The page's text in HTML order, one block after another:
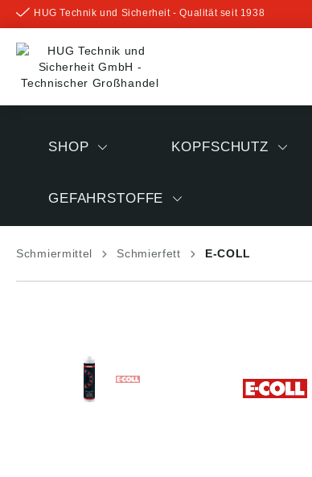
springen
HUG Technik und Sicherheit - Qualität seit 1938
SHOP KOPFSCHUTZ
GEFAHRSTOFFE
Schmiermittel Schmierfett E-COLL